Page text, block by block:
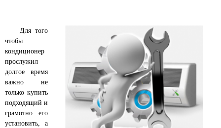
Для того
чтобы
кондиционер
прослужил
долгое время
важно не
только купить
подходящий и
грамотно его
установить, а